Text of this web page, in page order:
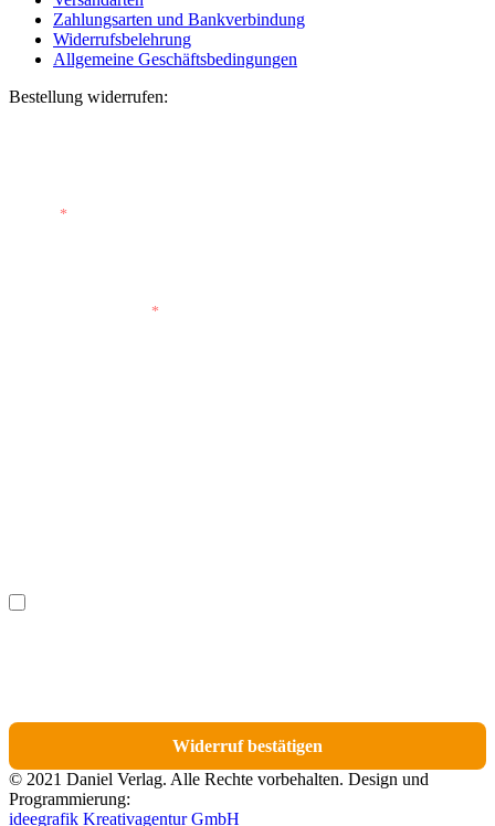
Zahlungsarten und Bankverbindung
Widerrufsbelehrung
Allgemeine Geschäftsbedingungen
Bestellung widerrufen:
*
*
Ich möchte bestimmte Positionen für den Widerruf
Widerruf bestätigen
© 2021 Daniel Verlag. Alle Rechte vorbehalten. Design und
Programmierung:
ideegrafik Kreativagentur GmbH